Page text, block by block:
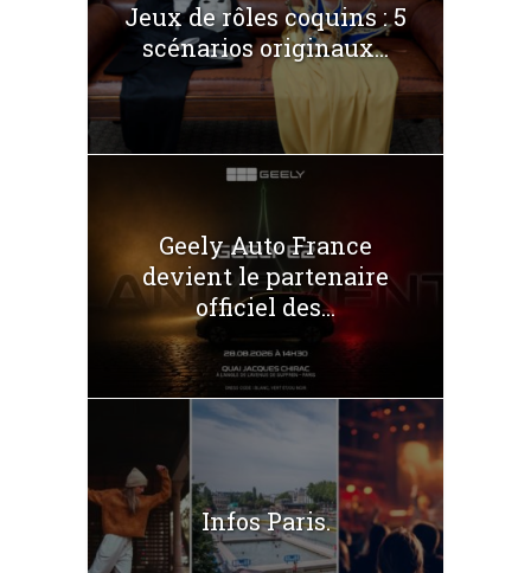
Jeux de rôles coquins : 5
scénarios originaux...
Geely Auto France
devient le partenaire
officiel des...
Infos Paris.